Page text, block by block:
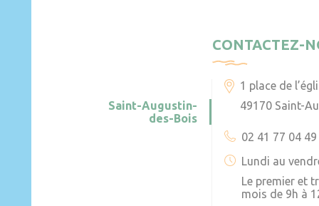
CONTACTEZ-
Saint-Augustin-
des-Bois
1 place de
49170 Saint-
02 41 77 04 49
Lundi au
Le premier et
mois de 9h à